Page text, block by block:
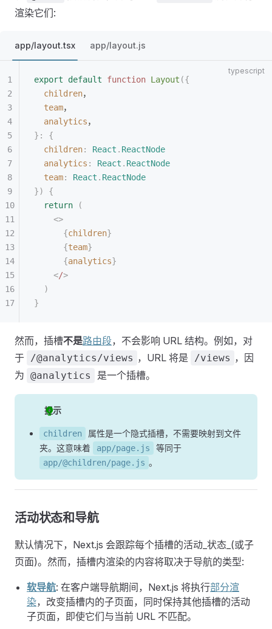
渲染它们:
app/layout.tsx app/layout.js
export default function Layout ({
  children
，
  team
，
  analytics
，
}: {
  children
: React . ReactNode
  analytics
: React . ReactNode
  team
: React . ReactNode
})
{
  return
(
    <>
      {
children}
      {
team}
      {
analytics}
    <
/>
  )
}
然而，插槽不是路由段，不会影响 URL 结构。例如，对
于 /@analytics/views ，URL 将是 /views ，因
为 @analytics 是一个插槽。
提示
children
属性是一个隐式插槽，不需要映射到文件
夹。这意味着
app/page.js 等同于
app/@children/page.js 。
活动状态和导航
默认情况下，Next.js 会跟踪每个插槽的活动_状态_(或子
页面)。然而，插槽内渲染的内容将取决于导航的类型:
软导航: 在客户端导航期间，Next.js 将执行部分渲
染，改变插槽内的子页面，同时保持其他插槽的活动
子页面，即使它们与当前 URL 不匹配。